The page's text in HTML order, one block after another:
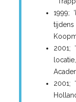
1999;
tijdens
2001;
2001;